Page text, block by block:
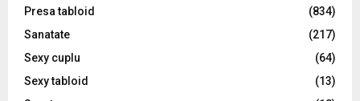
Presa tabloid
(834)
Sanatate
(217)
Sexy cuplu
(64)
Sexy tabloid
(13)